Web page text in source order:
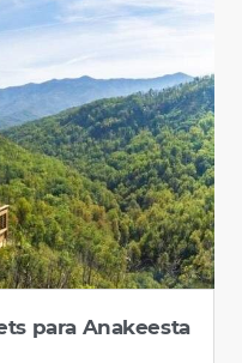
para Anakeesta